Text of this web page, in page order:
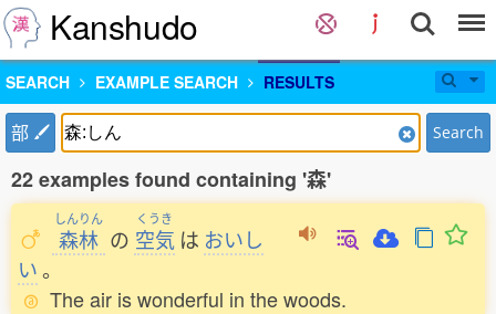
Kanshudo
SEARCH EXAMPLE SEARCH RESULTS
部 Search
22 examples found containing '森'
しんりん
森林 の
くうき
空気 は おいし
い。
The air is wonderful in the woods.